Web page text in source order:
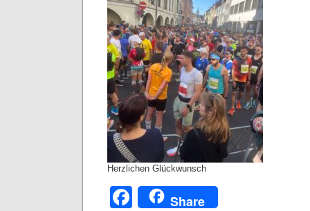
Herzlichen Glückwunsch
Facebook
Share